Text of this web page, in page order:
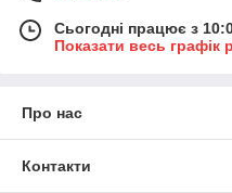
Сьогодні працює з
Показати весь графік
Про нас
Контакти